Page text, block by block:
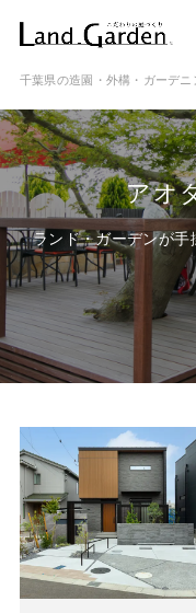
ランド・ガーデン
モデルガーデン
施工事例
保証と約束・ご理
施工の流れ
よくある質問
会社概要
店舗案内
スタッフ紹介
プライバシーポリ
千葉県の造園・外構・ガーデ
アオ
ランド・ガーデンが